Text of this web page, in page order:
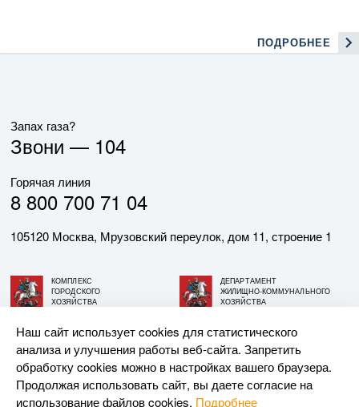
ПОДРОБНЕЕ
Запах газа?
Звони — 104
Горячая линия
8 800 700 71 04
105120 Москва, Мрузовский переулок, дом 11, строение 1
КОМПЛЕКС
ГОРОДСКОГО
ХОЗЯЙСТВА
ДЕПАРТАМЕНТ
ЖИЛИЩНО-КОММУНАЛЬНОГО
ХОЗЯЙСТВА
© АО «МОСГАЗ», 2026. При использовании материалов
ссылка на сайт обязательна.
Наш сайт использует cookies для статистического
анализа и улучшения работы веб-сайта. Запретить
обработку cookies можно в настройках вашего браузера.
Продолжая использовать сайт, вы даете согласие на
использование файлов cookies. Подробнее